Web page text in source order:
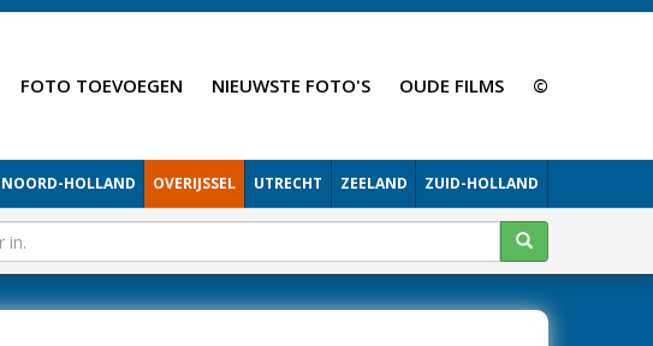
FOTO TOEVOEGEN NIEUWSTE FOTO'S OUDE FILMS ©
NOORD-HOLLAND OVERIJSSEL UTRECHT ZEELAND ZUID-HOLLAND